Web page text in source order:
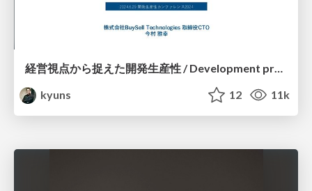
経営視点から捉えた開発生産性 / Development productivity from a management perspective
kyuns
12 11k